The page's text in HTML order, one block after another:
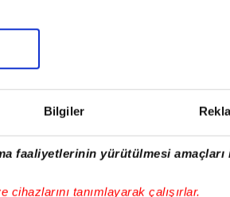
Bilgiler
faaliyetlerinin yürütülmesi amaçları
cihazlarını tanımlayarak çalışırlar.
çocuklara gidiyor" ifadelerini